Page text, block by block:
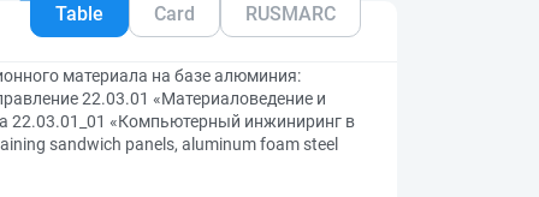
Table Card RUSMARC
материала на базе алюминия:
22.03.01 «Материаловедение и
22.03.01_01 «Компьютерный инжиниринг в
sandwich panels, aluminum foam steel